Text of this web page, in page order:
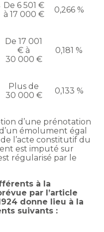
De 6 501 €
à 17 000 €
0,266 %
De 17 001
€ à
30 000 €
0,181 %
Plus de
30 000 €
0,133 %
d’une prénotation
émolument égal
l’acte constitutif du
est imputé sur
régularisé par le
à la
par l’article
donne lieu à la
suivants :